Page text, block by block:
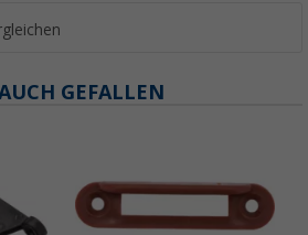
GEFALLEN